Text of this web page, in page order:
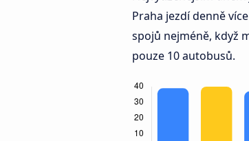
Praha jezdí denně
spojů nejméně, když
pouze 10 autobusů.